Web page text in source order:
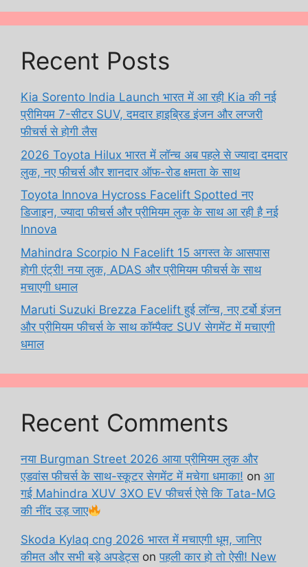
Recent Posts
Kia Sorento India Launch भारत में आ रही Kia की नई
प्रीमियम 7-सीटर SUV, दमदार हाइब्रिड इंजन और लग्जरी
फीचर्स से होगी लैस
2026 Toyota Hilux भारत में लॉन्च अब पहले से ज्यादा दमदार
लुक, नए फीचर्स और शानदार ऑफ-रोड क्षमता के साथ
Toyota Innova Hycross Facelift Spotted नए
डिजाइन, ज्यादा फीचर्स और प्रीमियम लुक के साथ आ रही है नई
Innova
Mahindra Scorpio N Facelift 15 अगस्त के आसपास
होगी एंट्री! नया लुक, ADAS और प्रीमियम फीचर्स के साथ
मचाएगी धमाल
Maruti Suzuki Brezza Facelift हुई लॉन्च, नए टर्बो इंजन
और प्रीमियम फीचर्स के साथ कॉम्पैक्ट SUV सेगमेंट में मचाएगी
धमाल
Recent Comments
नया Burgman Street 2026 आया प्रीमियम लुक और
एडवांस फीचर्स के साथ-स्कूटर सेगमेंट में मचेगा धमाका! on आ
गई Mahindra XUV 3XO EV फीचर्स ऐसे कि Tata-MG
की नींद उड़ जाए
Skoda Kylaq cng 2026 भारत में मचाएगी धूम, जानिए
कीमत और सभी बड़े अपडेट्सonपहली कार हो तो ऐसी! New